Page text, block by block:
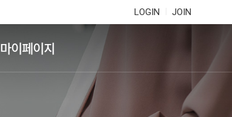
LOGIN JOIN
마이페이지